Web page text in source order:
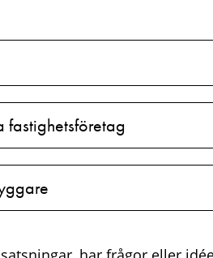
fastighetsföretag